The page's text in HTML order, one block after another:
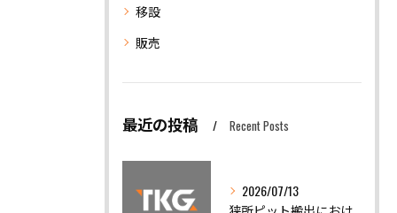
移設
販売
最近の投稿 Recent Posts
2026/07/13